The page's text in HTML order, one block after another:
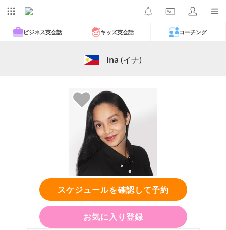
ビジネス英会話 キッズ英会話 コーチング
Ina (イナ)
スケジュールを確認して予約
お気に入り登録